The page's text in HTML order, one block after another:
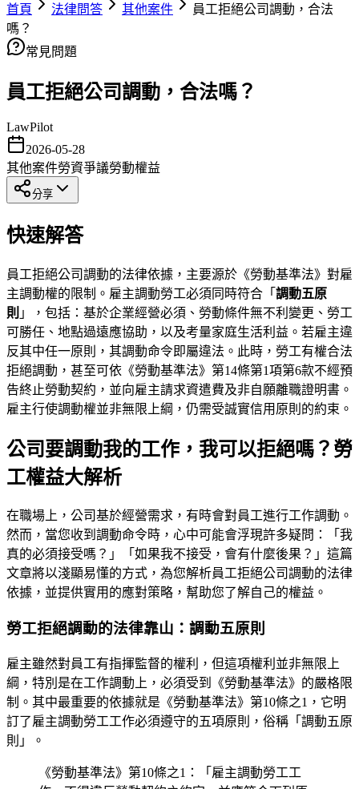
首頁
法律問答 其他案件
員工拒絕公司調動，合法
嗎？
常見問題
員工拒絕公司調動，合法嗎？
LawPilot
2026-05-28
其他案件勞資爭議勞動權益
分享
快速解答
員工拒絕公司調動的法律依據，主要源於《勞動基準法》對雇
主調動權的限制。雇主調動勞工必須同時符合「 調動五原
則 」，包括：基於企業經營必須、勞動條件無不利變更、勞工
可勝任、地點過遠應協助，以及考量家庭生活利益。若雇主違
反其中任一原則，其調動命令即屬違法。此時，勞工有權合法
拒絕調動，甚至可依《勞動基準法》第14條第1項第6款不經預
告終止勞動契約，並向雇主請求資遣費及非自願離職證明書。
雇主行使調動權並非無限上綱，仍需受誠實信用原則的約束。
公司要調動我的工作，我可以拒絕嗎？勞
工權益大解析
在職場上，公司基於經營需求，有時會對員工進行工作調動。
然而，當您收到調動命令時，心中可能會浮現許多疑問：「我
真的必須接受嗎？」「如果我不接受，會有什麼後果？」這篇
文章將以淺顯易懂的方式，為您解析員工拒絕公司調動的法律
依據，並提供實用的應對策略，幫助您了解自己的權益。
勞工拒絕調動的法律靠山：調動五原則
雇主雖然對員工有指揮監督的權利，但這項權利並非無限上
綱，特別是在工作調動上，必須受到《勞動基準法》的嚴格限
制。其中最重要的依據就是《勞動基準法》第10條之1，它明
訂了雇主調動勞工工作必須遵守的五項原則，俗稱「調動五原
則」。
《勞動基準法》第10條之1：「雇主調動勞工工